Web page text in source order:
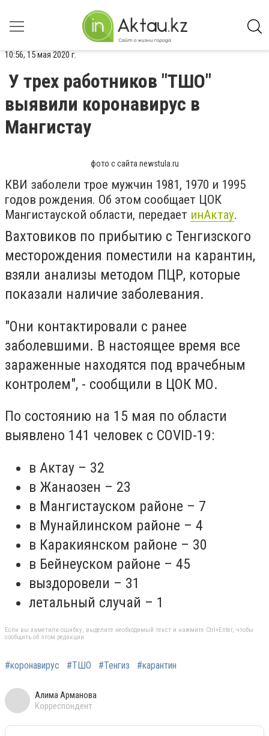
10:56, 15 мая 2020 г.
У трех работников "ТШО"
выявили коронавирус в
Мангистау
фото с сайта newstula.ru
КВИ заболели трое мужчин 1981, 1970 и 1995
годов рождения. Об этом сообщает ЦОК
Мангистауской области, передает инАктау.
Вахтовиков по прибытию с Тенгизского
месторождения поместили на карантин,
взяли анализы методом ПЦР, которые
показали наличие заболевания.
"Они контактировали с ранее
заболевшими. В настоящее время все
зараженные находятся под врачебным
контролем", - сообщили в ЦОК МО.
По состоянию на 15 мая по области
выявлено 141 человек с COVID-19:
в Актау – 32
в Жанаозен – 23
в Мангистауском районе – 7
в Мунайлинском районе – 4
в Каракиянском районе – 30
в Бейнеуском районе – 45
выздоровели – 31
летальный случай – 1
Если вы заметили ошибку, выделите необходимый текст и нажмите Ctrl+Enter, чтобы
сообщить об этом редакции
#коронавирус #ТШО #Тенгиз #карантин
Алима Арманова
Корреспондент